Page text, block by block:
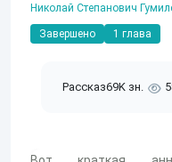
Николай Степанович
Завершено 1 глава
Рассказ69K зн.